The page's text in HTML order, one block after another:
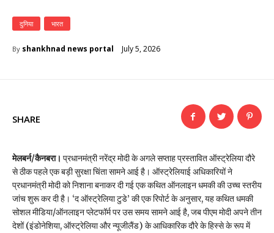
दुनिया भारत
By shankhnad news portal July 5, 2026
SHARE
मेलबर्न/कैनबरा। प्रधानमंत्री नरेंद्र मोदी के अगले सप्ताह प्रस्तावित ऑस्ट्रेलिया दौरे
से ठीक पहले एक बड़ी सुरक्षा चिंता सामने आई है। ऑस्ट्रेलियाई अधिकारियों ने
प्रधानमंत्री मोदी को निशाना बनाकर दी गई एक कथित ऑनलाइन धमकी की उच्च स्तरीय
जांच शुरू कर दी है। ‘द ऑस्ट्रेलिया टुडे’ की एक रिपोर्ट के अनुसार, यह कथित धमकी
सोशल मीडिया/ऑनलाइन प्लेटफॉर्म पर उस समय सामने आई है, जब पीएम मोदी अपने तीन
देशों (इंडोनेशिया, ऑस्ट्रेलिया और न्यूजीलैंड) के आधिकारिक दौरे के हिस्से के रूप में